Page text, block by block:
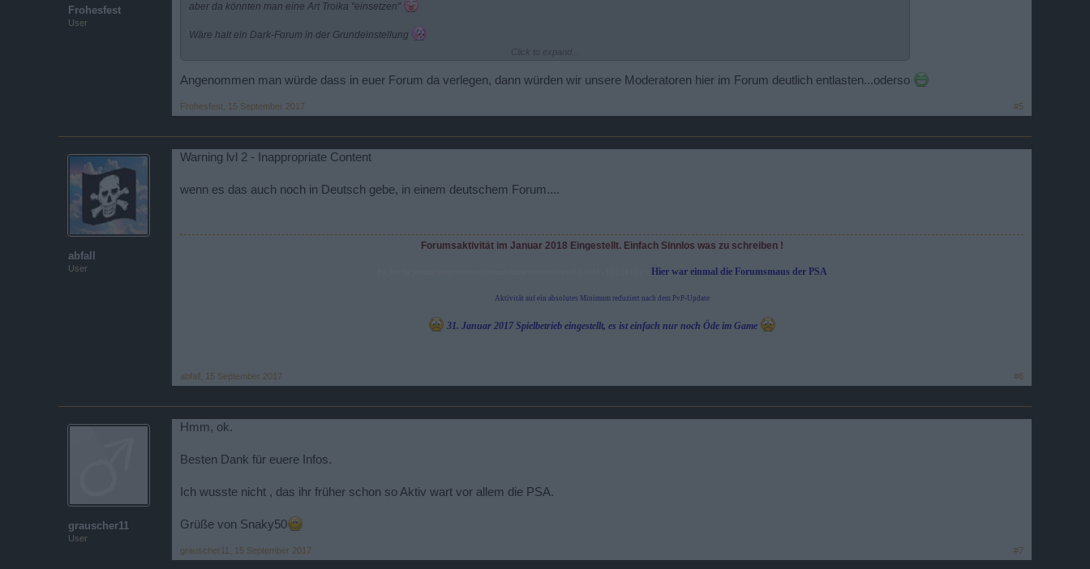
Frohesfest
User
aber da könnten man eine Art Troika "einsetzen"
Wäre halt ein Dark-Forum in der Grundeinstellung
Angenommen man würde dass in euer Forum da verlegen, dann würden wir unsere Moderatoren hier im Forum deutlich entlasten...oderso
Frohesfest 15 September 2017 #5
abfall
User
Warning lvl 2 - Inappropriate Content
wenn es das auch noch in Deutsch gebe, in einem deutschem Forum....
Forumsaktivität im Januar 2018 Eingestellt. Einfach Sinnlos was zu schreiben !
Hier war einmal die Forumsmaus der PSA
Aktivität auf ein absolutes Minimum reduziert nach dem PvP-Update
31. Januar 2017 Spielbetrieb eingestellt, es ist einfach nur noch Öde im Game
abfall 15 September 2017 #6
grauscher11
User
Hmm, ok.
Besten Dank für euere Infos.
Ich wusste nicht , das ihr früher schon so Aktiv wart vor allem die PSA.
Grüße von Snaky50
grauscher11 15 September 2017 #7